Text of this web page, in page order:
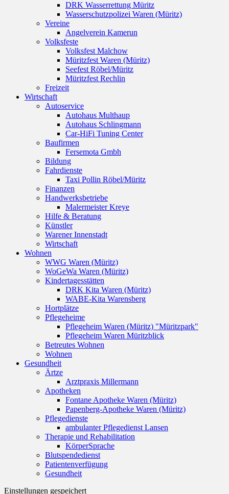
DRK Wasserrettung Müritz
Wasserschutzpolizei Waren (Müritz)
Vereine
Angelverein Kamerun
Volksfeste
Volksfest Malchow
Müritzfest Waren (Müritz)
Seefest Röbel/Müritz
Müritzfest Rechlin
Freizeit
Wirtschaft
Autoservice
Autohaus Multhaup
Autohaus Schlingmann
Car-HiFi Tuning Center
Baufirmen
Fersemota Gmbh
Bildung
Fahrdienste
Taxi Pollin Röbel/Müritz
Finanzen
Handwerksbetriebe
Malermeister Kreye
Hilfe & Beratung
Künstler
Warener Innenstadt
Wirtschaft
Wohnen
WWG Waren (Müritz)
WoGeWa Waren (Müritz)
Kindertagesstätten
DRK Kita Waren (Müritz)
WABE-Kita Warensberg
Hortplätze
Pflegeheime
Pflegeheim Waren (Müritz) "Müritzpark"
Pflegeheim Waren Müritzblick
Betreutes Wohnen
Wohnen
Gesundheit
Ärtze
Arztpraxis Millermann
Apotheken
Fontane Apotheke Waren (Müritz)
Papenberg-Apotheke Waren (Müritz)
Pflegedienste
ambulanter Pflegedienst Lansen
Therapie und Rehabilitation
KörperSprache
Blutspendedienst
Patientenverfügung
Gesundheit
Einstellungen gespeichert